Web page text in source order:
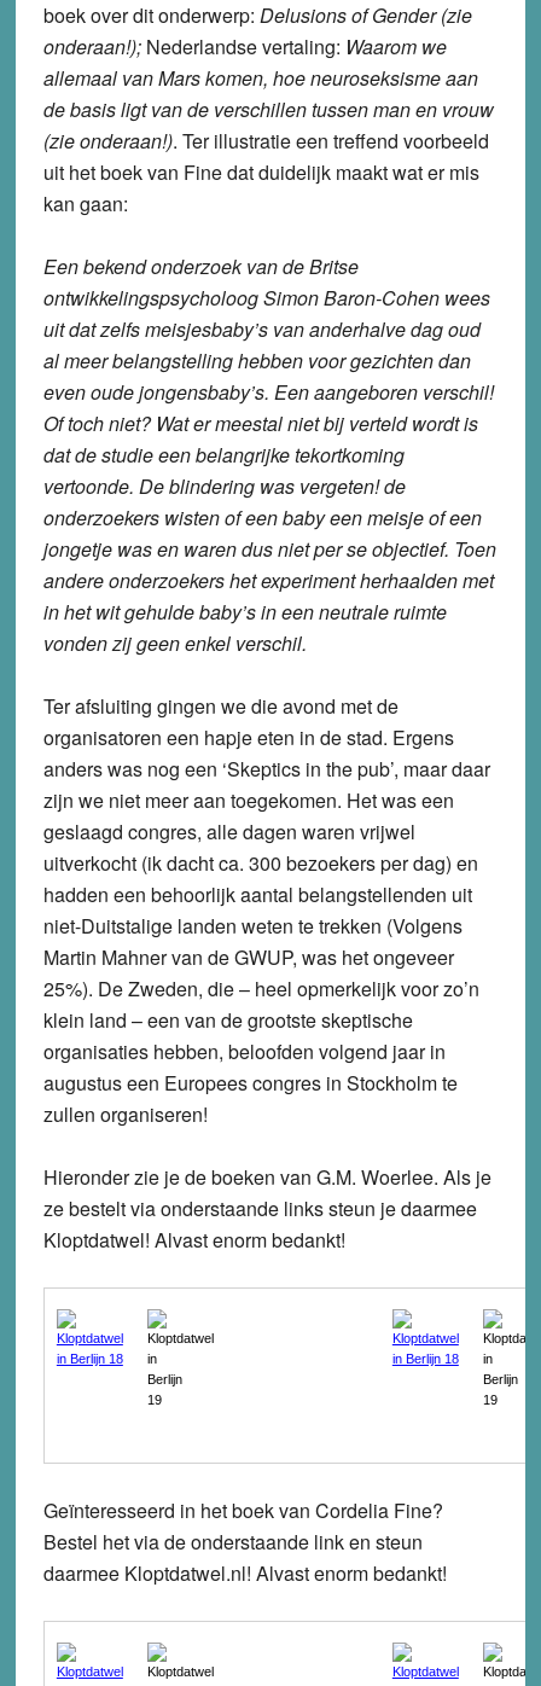
boek over dit onderwerp: Delusions of Gender (zie
onderaan!); Nederlandse vertaling: Waarom we
allemaal van Mars komen, hoe neuroseksisme aan
de basis ligt van de verschillen tussen man en vrouw
(zie onderaan!). Ter illustratie een treffend voorbeeld
uit het boek van Fine dat duidelijk maakt wat er mis
kan gaan:
Een bekend onderzoek van de Britse
ontwikkelingspsycholoog Simon Baron-Cohen wees
uit dat zelfs meisjesbaby’s van anderhalve dag oud
al meer belangstelling hebben voor gezichten dan
even oude jongensbaby’s. Een aangeboren verschil!
Of toch niet? Wat er meestal niet bij verteld wordt is
dat de studie een belangrijke tekortkoming
vertoonde. De blindering was vergeten! de
onderzoekers wisten of een baby een meisje of een
jongetje was en waren dus niet per se objectief. Toen
andere onderzoekers het experiment herhaalden met
in het wit gehulde baby’s in een neutrale ruimte
vonden zij geen enkel verschil.
Ter afsluiting gingen we die avond met de
organisatoren een hapje eten in de stad. Ergens
anders was nog een ‘Skeptics in the pub’, maar daar
zijn we niet meer aan toegekomen. Het was een
geslaagd congres, alle dagen waren vrijwel
uitverkocht (ik dacht ca. 300 bezoekers per dag) en
hadden een behoorlijk aantal belangstellenden uit
niet-Duitstalige landen weten te trekken (Volgens
Martin Mahner van de GWUP, was het ongeveer
25%). De Zweden, die – heel opmerkelijk voor zo’n
klein land – een van de grootste skeptische
organisaties hebben, beloofden volgend jaar in
augustus een Europees congres in Stockholm te
zullen organiseren!
Hieronder zie je de boeken van G.M. Woerlee. Als je
ze bestelt via onderstaande links steun je daarmee
Kloptdatwel! Alvast enorm bedankt!
Geïnteresseerd in het boek van Cordelia Fine?
Bestel het via de onderstaande link en steun
daarmee Kloptdatwel.nl! Alvast enorm bedankt!